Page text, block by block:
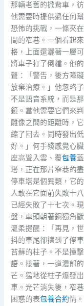
那輛老舊的掀背車，
他需要時提供過任何
恐怖的挑戰，一條夾
間的窄巷。一個看起
格，上面還灑著一層
將車子打了倒檔。他
聲：「警告，後方障
放棄治療。」他忽略
不是語音系統，而是
鏡。當他需要它們來
雕像之間的距離時，
縮了回去。同時發出
好。」何手殘感覺心
座高聳入雲、覆包養
塔，正在那片窄巷的
停車塔是個異類，它
人敢在它面前失敗十
已經失敗了十七次。現
盤，車頭朝著銅獨角
溫柔提醒：「再見，
抖的車尾卻擦到了停
苔蘚的柱子。不是撞
語。接著，一道濃郁
芒。猛地從柱子爆發
車。光芒消失後，窄
困惑的表包養合約情